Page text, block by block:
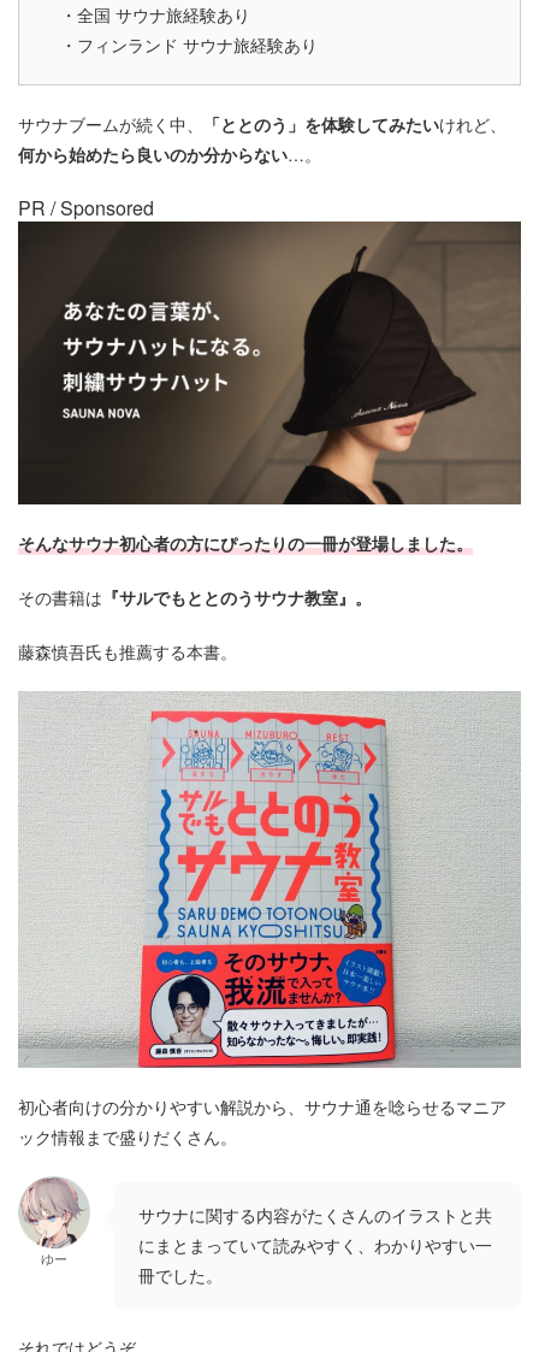
・全国 サウナ旅経験あり
・フィンランド サウナ旅経験あり
サウナブームが続く中、 「ととのう」を体験してみたいけれど、
何から始めたら良いのか分からない…。
PR / Sponsored
そんなサウナ初心者の方にぴったりの一冊が登場しました。
その書籍は 『サルでもととのうサウナ教室』。
藤森慎吾氏も推薦する本書。
初心者向けの分かりやすい解説から、サウナ通を唸らせるマニア
ック情報まで盛りだくさん。
ゆー
サウナに関する内容がたくさんのイラストと共
にまとまっていて読みやすく、わかりやすい一
冊でした。